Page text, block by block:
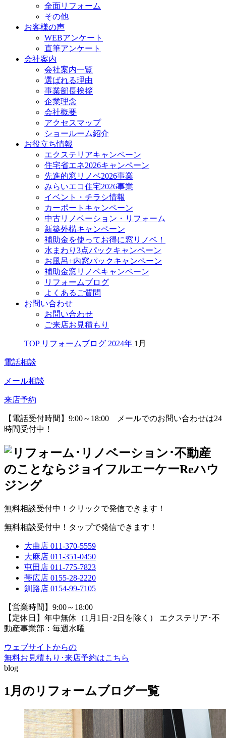
全面リフォーム
その他
お客様の声
WEBアンケート
直筆アンケート
会社案内
会社案内一覧
選ばれる理由
事業部長挨拶
企業理念
会社概要
アクセスマップ
ショールーム紹介
お役立ち情報
エクステリアキャンペーン
住宅省エネ2026キャンペーン
先進的窓リノベ2026事業
みらいエコ住宅2026事業
イベント・チラシ情報
カーポートキャンペーン
中古リノベーション・リフォーム
新築外構キャンペーン
補助金を使ってお得に窓リノベ！
水まわり3点パックキャンペーン
お風呂+内窓パックキャンペーン
補助金窓リノベキャンペーン
リフォームブログ
よくあるご質問
お問い合わせ
お問い合わせ
ご来店お見積もり
TOP リフォームブログ 2024年 1月
電話相談
メール相談
来店予約
【電話受付時間】9:00～18:00
メールでのお問い合わせは24
時間受付中！
無料相談受付中！クリックで発信できます！
無料相談受付中！タップで発信できます！
大曲店 011-370-5559
大麻店 011-351-0450
屯田店 011-775-7823
帯広店 0155-28-2220
釧路店 0154-99-7105
【営業時間】9:00～18:00
【定休日】年中無休（1月1日･2日を除く） エクステリア･不
動産事業部：毎週水曜
ウェブサイトからの
無料お見積もり･来店予約はこちら
blog
1月のリフォームブログ一覧